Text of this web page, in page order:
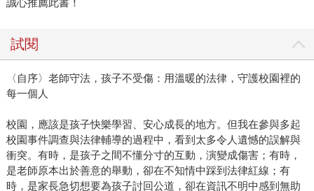
試閱
〈自序〉老師守法，孩子不受傷：用溫暖的法律，守護校園裡的
每一個人
校園，應該是孩子快樂學習、安心成長的地方。但我在參與多起
校園事件調查與法律輔導的過程中，看到太多令人遺憾的誤解與
衝突。有時，是孩子之間不懂分寸的互動，演變成傷害；有時，
是老師原本出於善意的舉動，卻在不知情中踩到法律紅線；有
時，是家長急切想要為孩子討回公道，卻在資訊不明中感到無助